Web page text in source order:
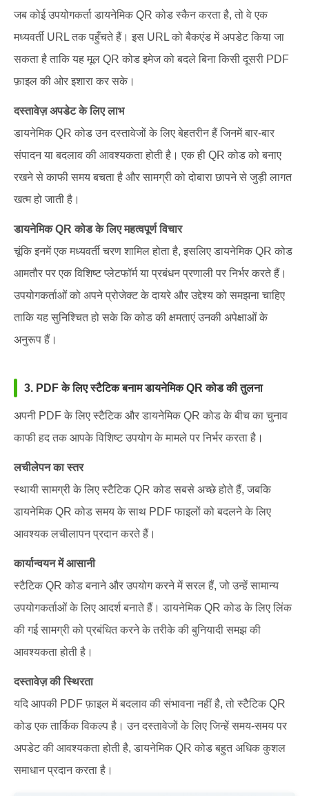
जब कोई उपयोगकर्ता डायनेमिक QR कोड स्कैन करता है, तो वे एक
मध्यवर्ती URL तक पहुँचते हैं। इस URL को बैकएंड में अपडेट किया जा
सकता है ताकि यह मूल QR कोड इमेज को बदले बिना किसी दूसरी PDF
फ़ाइल की ओर इशारा कर सके।
दस्तावेज़ अपडेट के लिए लाभ
डायनेमिक QR कोड उन दस्तावेजों के लिए बेहतरीन हैं जिनमें बार-बार
संपादन या बदलाव की आवश्यकता होती है। एक ही QR कोड को बनाए
रखने से काफी समय बचता है और सामग्री को दोबारा छापने से जुड़ी लागत
खत्म हो जाती है।
डायनेमिक QR कोड के लिए महत्वपूर्ण विचार
चूंकि इनमें एक मध्यवर्ती चरण शामिल होता है, इसलिए डायनेमिक QR कोड
आमतौर पर एक विशिष्ट प्लेटफॉर्म या प्रबंधन प्रणाली पर निर्भर करते हैं।
उपयोगकर्ताओं को अपने प्रोजेक्ट के दायरे और उद्देश्य को समझना चाहिए
ताकि यह सुनिश्चित हो सके कि कोड की क्षमताएं उनकी अपेक्षाओं के
अनुरूप हैं।
3. PDF के लिए स्टैटिक बनाम डायनेमिक QR कोड की तुलना
अपनी PDF के लिए स्टैटिक और डायनेमिक QR कोड के बीच का चुनाव
काफी हद तक आपके विशिष्ट उपयोग के मामले पर निर्भर करता है।
लचीलेपन का स्तर
स्थायी सामग्री के लिए स्टैटिक QR कोड सबसे अच्छे होते हैं, जबकि
डायनेमिक QR कोड समय के साथ PDF फाइलों को बदलने के लिए
आवश्यक लचीलापन प्रदान करते हैं।
कार्यान्वयन में आसानी
स्टैटिक QR कोड बनाने और उपयोग करने में सरल हैं, जो उन्हें सामान्य
उपयोगकर्ताओं के लिए आदर्श बनाते हैं। डायनेमिक QR कोड के लिए लिंक
की गई सामग्री को प्रबंधित करने के तरीके की बुनियादी समझ की
आवश्यकता होती है।
दस्तावेज़ की स्थिरता
यदि आपकी PDF फ़ाइल में बदलाव की संभावना नहीं है, तो स्टैटिक QR
कोड एक तार्किक विकल्प है। उन दस्तावेजों के लिए जिन्हें समय-समय पर
अपडेट की आवश्यकता होती है, डायनेमिक QR कोड बहुत अधिक कुशल
समाधान प्रदान करता है।